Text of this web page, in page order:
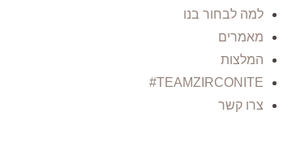
למה לבחור בנו
מאמרים
המלצות
TEAMZIRCONITE#
צרו קשר